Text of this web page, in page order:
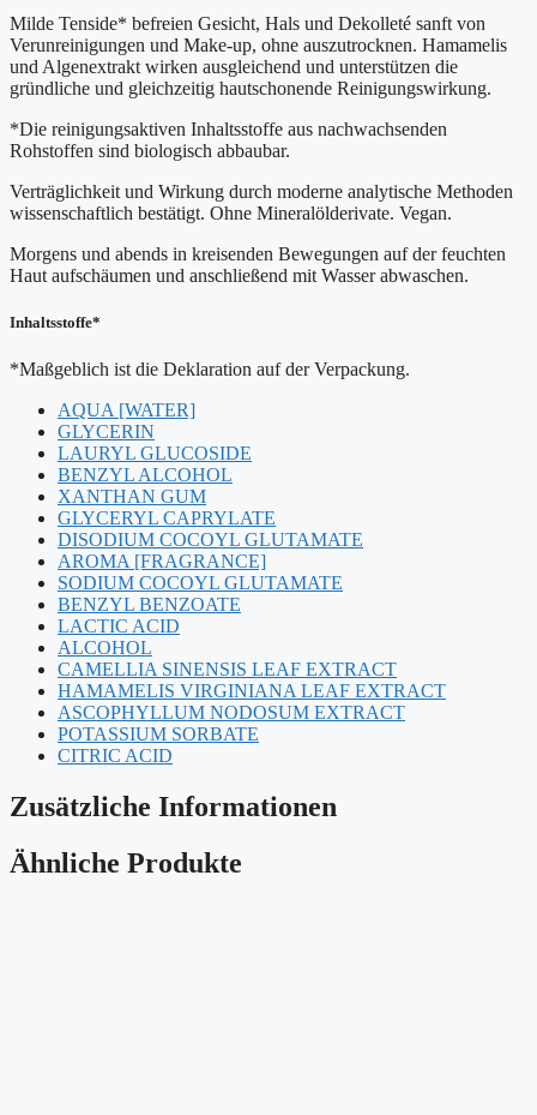
Milde Tenside* befreien Gesicht, Hals und Dekolleté sanft von
Verunreinigungen und Make-up, ohne auszutrocknen. Hamamelis
und Algenextrakt wirken ausgleichend und unterstützen die
gründliche und gleichzeitig hautschonende Reinigungswirkung.
*Die reinigungsaktiven Inhaltsstoffe aus nachwachsenden
Rohstoffen sind biologisch abbaubar.
Verträglichkeit und Wirkung durch moderne analytische Methoden
wissenschaftlich bestätigt. Ohne Mineralölderivate. Vegan.
Morgens und abends in kreisenden Bewegungen auf der feuchten
Haut aufschäumen und anschließend mit Wasser abwaschen.
Inhaltsstoffe*
*Maßgeblich ist die Deklaration auf der Verpackung.
AQUA [WATER]
GLYCERIN
LAURYL GLUCOSIDE
BENZYL ALCOHOL
XANTHAN GUM
GLYCERYL CAPRYLATE
DISODIUM COCOYL GLUTAMATE
AROMA [FRAGRANCE]
SODIUM COCOYL GLUTAMATE
BENZYL BENZOATE
LACTIC ACID
ALCOHOL
CAMELLIA SINENSIS LEAF EXTRACT
HAMAMELIS VIRGINIANA LEAF EXTRACT
ASCOPHYLLUM NODOSUM EXTRACT
POTASSIUM SORBATE
CITRIC ACID
Zusätzliche Informationen
Ähnliche Produkte